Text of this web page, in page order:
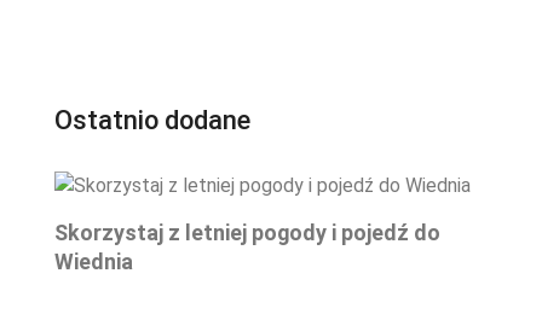
Ostatnio dodane
Skorzystaj z letniej pogody i pojedź do
Wiednia